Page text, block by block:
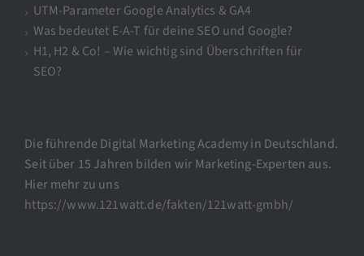
UTM-Parameter Google Analytics & GA4
Was bedeutet E-A-T für deine SEO und Google?
H1, H2 & Co! – Wie wichtig sind Überschriften für
SEO?
Die führende Digital Marketing Academy in Deutschland.
Seit über 15 Jahren bilden wir Marketing-Experten aus.
Hier mehr zu uns
https://www.121watt.de/fakten/121watt-gmbh/